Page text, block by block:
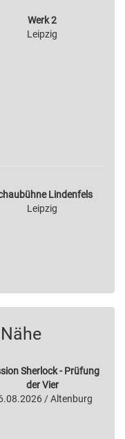
Werk 2
Leipzig
Lindenfels
Leipzig
Sherlock - Prüfung
der Vier
/ Altenburg